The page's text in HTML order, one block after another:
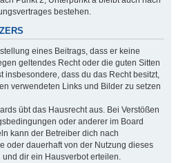
bestehen.
eines Beitrags, dass er keine
geltendes Recht oder die guten Sitten
insbesondere, dass du das Recht besitzt,
verwendeten Links und Bilder zu setzen
übt das Hausrecht aus. Bei Verstößen
oder anderer im Board
kann der Betreiber dich nach
oder dauerhaft von der Nutzung dieses
und dir ein Hausverbot erteilen.